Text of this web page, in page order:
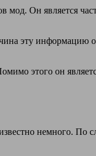
Он является
эту информацию
этого он
немного.